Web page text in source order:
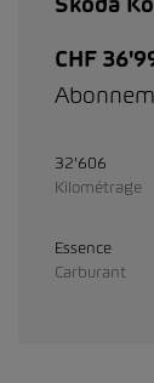
CHF
32'606
Kilométrage
Essence
Carburant